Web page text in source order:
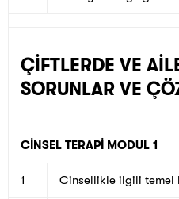
ÇİFTLERDE VE
SORUNLAR VE
CİNSEL TERAPİ MODUL 1
1 Cinsellikle ilgili temel